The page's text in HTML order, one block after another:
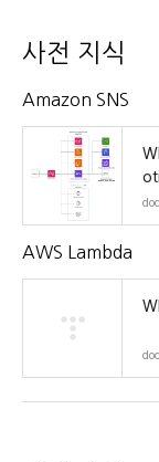
사전 지식
Amazon SNS
AWS Lambda